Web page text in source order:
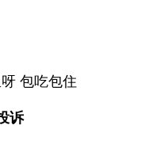
包吃包住
诉